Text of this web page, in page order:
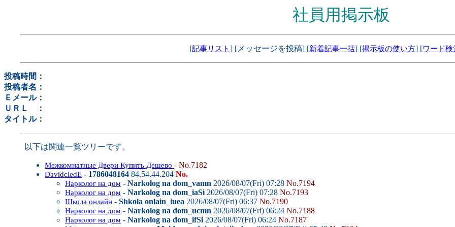
社員用掲示板
[記事リスト] [メッセージを投稿] [新着記事一括] [掲示板の使い方] [ワード検
投稿時間：
投稿者名：
Ｅメール：
ＵＲＬ ：
タイトル：
以下は関連一覧ツリーです。
Межкомнатные Двери Купить Дешево - No.7182
DavidcledE - 1786048164 84.54.44.204 No.
Нарколог на дом - Narkolog na dom_vamn 2026/08/07(Fri) 07:28 No.7194
Нарколог на дом - Narkolog na dom_iaSi 2026/08/07(Fri) 07:28 No.7193
Школа онлайн - Shkola onlain_iuea 2026/08/07(Fri) 06:37 No.7190
Нарколог на дом - Narkolog na dom_ucmn 2026/08/07(Fri) 06:24 No.7188
Нарколог на дом - Narkolog na dom_ifSi 2026/08/07(Fri) 06:24 No.7187